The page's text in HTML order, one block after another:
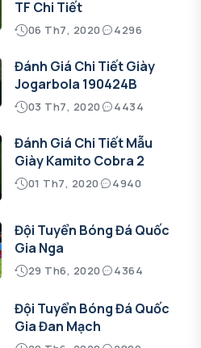
TF Chi Tiết
06 Th7, 2020 4296
Đánh Giá Chi Tiết Giày
Jogarbola 190424B
03 Th7, 2020 4434
Đánh Giá Chi Tiết Mẫu
Giày Kamito Cobra 2
01 Th7, 2020 4940
Đội Tuyển Bóng Đá Quốc
Gia Nga
29 Th6, 2020 4364
Đội Tuyển Bóng Đá Quốc
Gia Đan Mạch